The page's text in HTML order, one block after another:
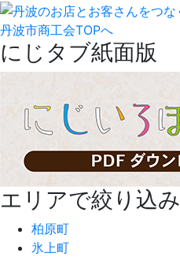
丹波市商工会TOPへ
にじタブ紙面版
エリアで絞り込み
柏原町
氷上町